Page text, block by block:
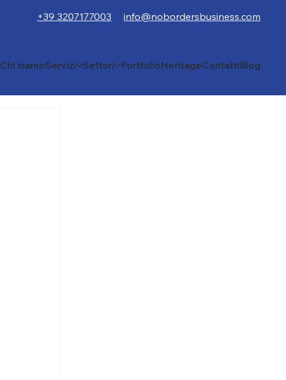
+39 3207177003 info@nobordersbusiness.com
Chi siamoServizi Settori PortfolioHeritageContattiBlog